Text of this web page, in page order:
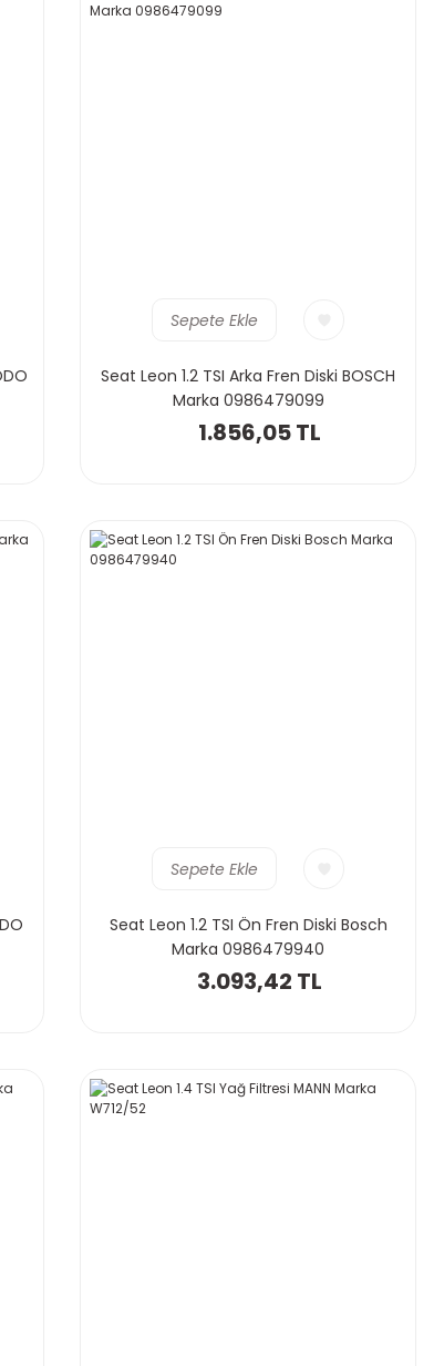
Sepete Ekle
Seat Leon 1.2 TSI Arka Fren Diski BOSCH
Marka 0986479099
1.856,05 TL
Sepete Ekle
Seat Leon 1.2 TSI Ön Fren Diski Bosch
Marka 0986479940
3.093,42 TL